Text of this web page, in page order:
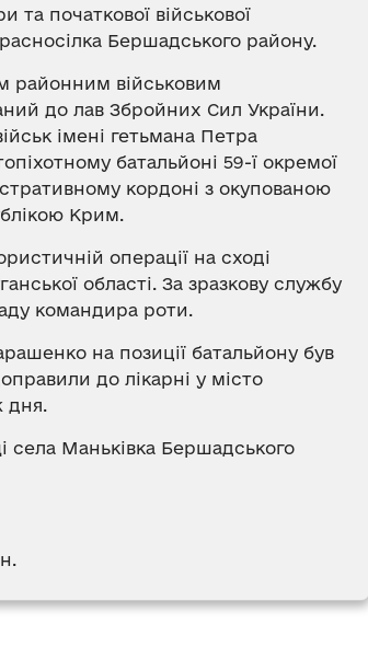
та початкової військової
Бершадського району.
районним військовим
до лав Збройних Сил України.
імені гетьмана Петра
батальйоні 59-ї окремої
кордоні з окупованою
Крим.
операції на сході
області. За зразкову службу
командира роти.
на позиції батальйону був
до лікарні у місто
дня.
села Маньківка Бершадського